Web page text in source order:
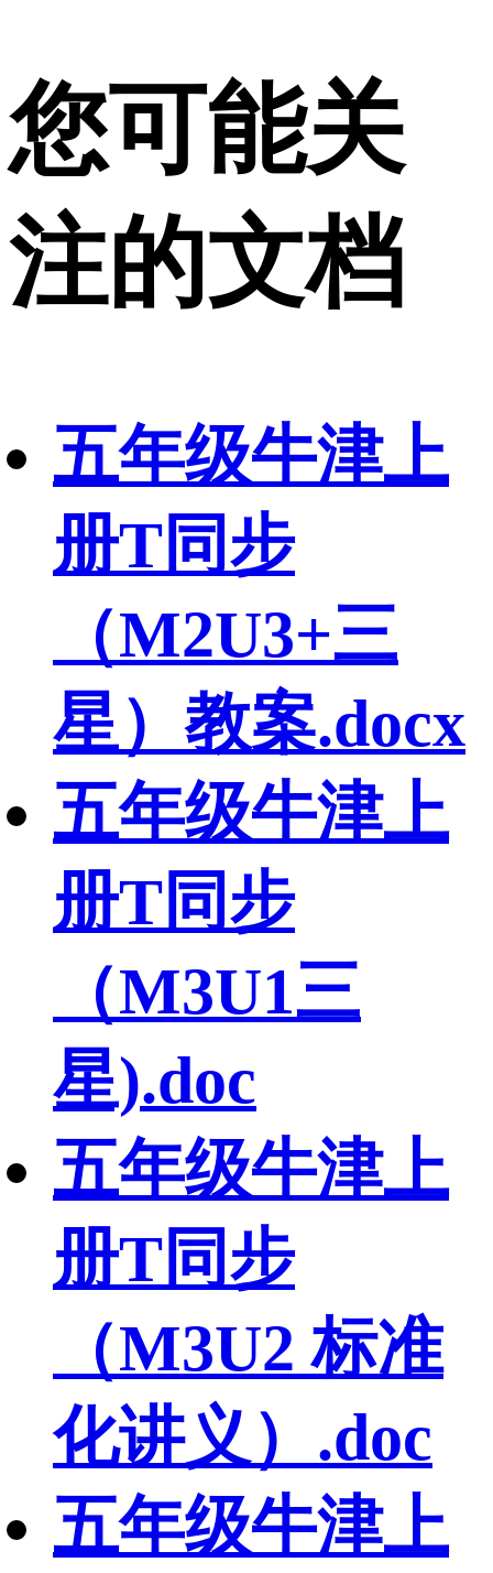
您可能关
注的文档
五年级牛津上
册T同步
（M2U3+三
星）教案.docx
五年级牛津上
册T同步
（M3U1三
星).doc
五年级牛津上
册T同步
（M3U2 标准
化讲义）.doc
五年级牛津上